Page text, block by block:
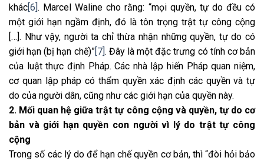
khác [6] . Marcel Waline cho rằng: “mọi quyền, tự do đều có
một giới hạn ngầm định, đó là tôn trọng trật tự công cộng
[…]. Như vậy, người ta chỉ thừa nhận những quyền, tự do có
giới hạn (bị hạn chế)”[7] . Đây là một đặc trưng có tính cơ bản
của luật thực định Pháp. Các nhà lập hiến Pháp quan niệm,
cơ quan lập pháp có thẩm quyền xác định các quyền và tự
do của người dân, cũng như các giới hạn của quyền này.
2. Mối quan hệ giữa trật tự công cộng và quyền, tự do cơ
bản và giới hạn quyền con người vì lý do trật tự công
cộng
Trong số các lý do để hạn chế quyền cơ bản, thì “đòi hỏi bảo